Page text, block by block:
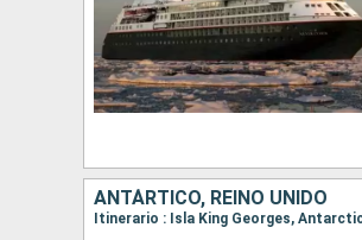
ANTÁRTICO, REINO UNIDO